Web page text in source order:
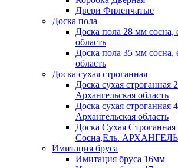
Двери Филенчатые
Доска пола
Доска пола 28 мм сосна,
область
Доска пола 35 мм сосна,
область
Доска сухая строганная
Доска сухая строганная
Архангельская область
Доска сухая строганная
Архангельская область
Доска Сухая
Сосна,Ель.
Имитация бруса
Имитация бруса 16мм